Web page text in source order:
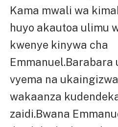
Kama mwali wa
huyo akautoa ulimu
kwenye kinywa cha
Emmanuel.Barabara
vyema na
wakaanza
zaidi.Bwana